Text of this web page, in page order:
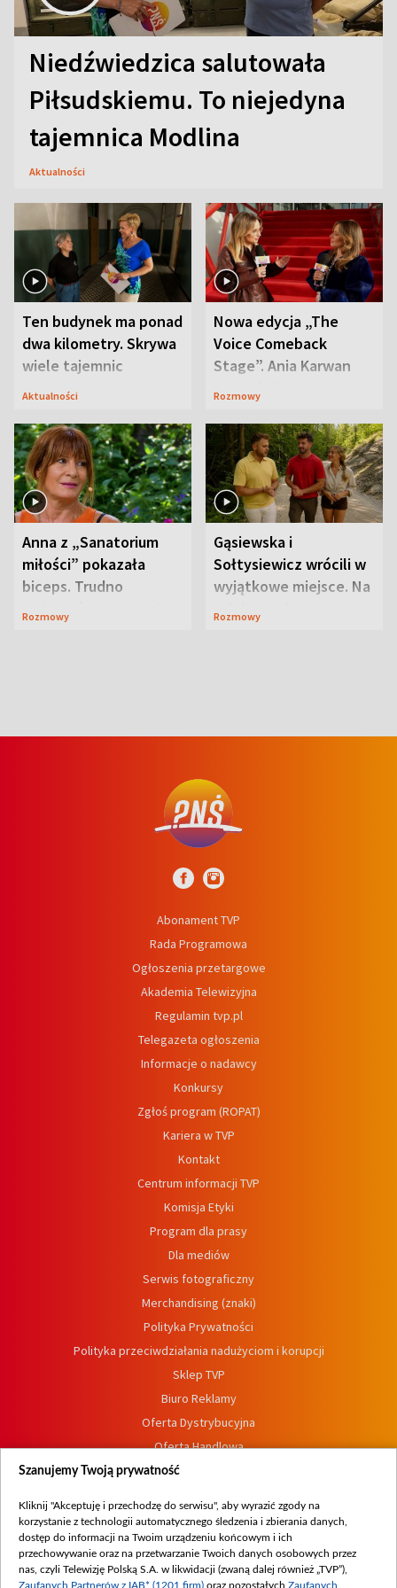
Niedźwiedzica salutowała
Piłsudskiemu. To niejedyna
tajemnica Modlina
Aktualności
Ten budynek ma ponad
dwa kilometry. Skrywa
wiele tajemnic
Aktualności
Nowa edycja „The
Voice Comeback
Stage”. Ania Karwan
zapowiada
Rozmowy
Anna z „Sanatorium
miłości” pokazała
biceps. Trudno
uwierzyć, co przeszła
Rozmowy
Gąsiewska i
Sołtysiewicz wrócili w
wyjątkowe miejsce. Na
szlaku czekał
Rozmowy
Abonament TVP
Rada Programowa
Ogłoszenia przetargowe
Akademia Telewizyjna
Regulamin tvp.pl
Telegazeta ogłoszenia
Informacje o nadawcy
Konkursy
Zgłoś program (ROPAT)
Kariera w TVP
Kontakt
Centrum informacji TVP
Komisja Etyki
Program dla prasy
Dla mediów
Serwis fotograficzny
Merchandising (znaki)
Polityka Prywatności
Polityka przeciwdziałania nadużyciom i korupcji
Sklep TVP
Biuro Reklamy
Oferta Dystrybucyjna
Oferta Handlowa
Dostępność
Procedura zgłoszeń wewnętrznych
Szanujemy Twoją prywatność
Kliknij "Akceptuję i przechodzę do serwisu", aby wyrazić zgody na
korzystanie z technologii automatycznego śledzenia i zbierania danych,
dostęp do informacji na Twoim urządzeniu końcowym i ich
przechowywanie oraz na przetwarzanie Twoich danych osobowych przez
nas, czyli Telewizję Polską S.A. w likwidacji (zwaną dalej również „TVP”),
Zaufanych Partnerów z IAB* (1201 firm) oraz pozostałych Zaufanych